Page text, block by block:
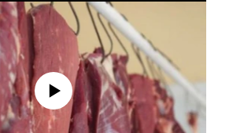
source currently available